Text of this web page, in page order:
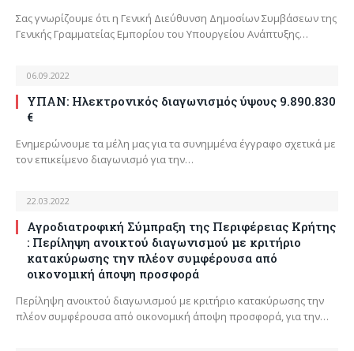
Σας γνωρίζουμε ότι η Γενική Διεύθυνση Δημοσίων Συμβάσεων της
Γενικής Γραμματείας Εμπορίου του Υπουργείου Ανάπτυξης…
06.09.2022
ΥΠΑΝ: Ηλεκτρονικός διαγωνισμός ύψους 9.890.830
€
Ενημερώνουμε τα μέλη μας για τα συνημμένα έγγραφο σχετικά με
τον επικείμενο διαγωνισμό για την…
22.03.2022
Αγροδιατροφική Σύμπραξη της Περιφέρειας Κρήτης
: Περίληψη ανοικτού διαγωνισμού με κριτήριο
κατακύρωσης την πλέον συμφέρουσα από
οικονομική άποψη προσφορά
Περίληψη ανοικτού διαγωνισμού με κριτήριο κατακύρωσης την
πλέον συμφέρουσα από οικονομική άποψη προσφορά, για την…